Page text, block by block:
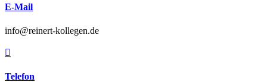
E-Mail
info@reinert-kollegen.de

Telefon